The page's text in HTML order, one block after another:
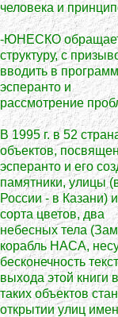
человека и
-ЮНЕСКО
структуру, с
вводить в
эсперанто и
рассмотрение
В 1995 г. в 52
объектов,
эсперанто и его
памятники, улицы
России - в Казани)
сорта цветов, два
небесных тела
корабль НАСА,
бесконечность
выхода этой книги
таких объектов
открытии улиц